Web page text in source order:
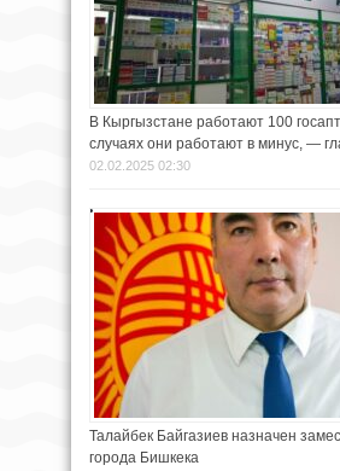
В Кыргызстане работают 100
случаях они работают в минус, —
02.02.2025 02:30
Талайбек Байгазиев назначен
города Бишкека